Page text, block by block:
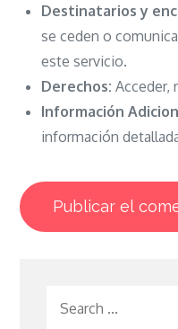
Destinatarios y
se ceden o
este servicio.
Derechos: Acceder,
Información
información